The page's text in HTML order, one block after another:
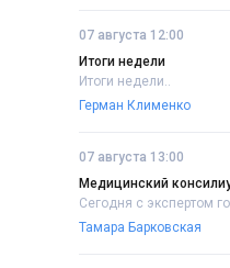
07 августа 12:00
Итоги недели
Итоги недели..
Герман Клименко
07 августа 13:00
Медицинский
Сегодня с экспертом
Тамара Барковская